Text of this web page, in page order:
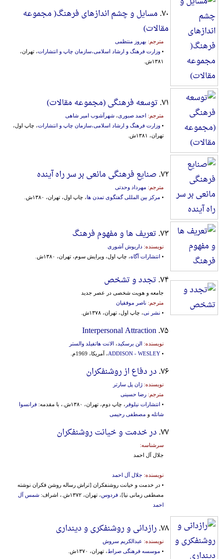
۷۰. مسایل و چشم اندازهای فرهنگ( مجموعه
مقالات)
مترجم: بهروز منتظمی
• وزارت فرهنگ و ارشاد اسلامی،سازمان چاپ و انتشارات، تهران،
۱۳۸۱ش.
۷۱. توسعه فرهنگی (مجموعه مقالات)
مترجم: احمد صبوری، شهرآشوب امیر شاهی
• وزارت فرهنگ و ارشاد اسلامی،سازمان چاپ و انتشارات، چاپ اول،
تهران، ۱۳۸۱ش.
۷۲. صنایع فرهنگی مانعی بر سر راه آینده
مترجم: مهرداد وحدتی
• مرکز بین المللی گفتگوی تمدن ها، چاپ اول، تهران، ۱۳۸۰ش.
۷۳. تعریف ها و مفهوم فرهنگ
نویسنده: داریوش آشوری
• انتشارات آگاه، چاپ اول، ویرایش سوم، تهران، ۱۳۸۰ش.
۷۴. تجدد و تشخص
جامعه و هویت شخصی در عصر جدید
مترجم: ناصر موفقیان
• نشر نی، چاپ اول، تهران، ۱۳۷۸ش.
۷۵. Interpersonal Attraction
نویسنده: الن برسکید ، الانت هاتفیلد والستر
•
ADDISON - WESLEY، آمریکا، 1969م.
۷۶. در دفاع از روشنفکران
نویسنده: ژان پل سارتر
مترجم: رضا حسینی
• انتشارات نیلوفر ، چاپ دوم، تهران، ۱۳۸۰ش.، با مقدمه:
فرانسوا
شاتله و مصطفی رحیمی
۷۷. در خدمت و خیانت روشنفکران
سرشناسه:
جلال آل احمد
نویسنده: جلال آل احمد
• در خدمت و خیانت روشنفکران [تراش رساله روشن فكران نوشته
مصطفی زمانی نیا]، فردوس، تهران، ۱۳۷۲ش.، اشراف:
شمس آل
احمد
۷۸. رازدانی و روشنفکری و دینداری
نویسنده: عبدالکریم سروش
• موسسه فرهنگی صراط ، تهران، ۱۳۷۰ش.